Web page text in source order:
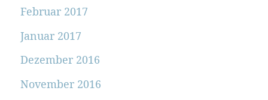
Februar 2017
Januar 2017
Dezember 2016
November 2016